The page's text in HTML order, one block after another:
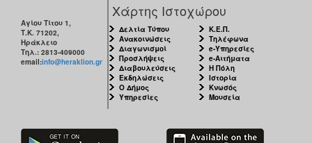
Αγίου Τίτου 1,
Τ.Κ. 71202,
Ηράκλειο
Τηλ.: 2813-409000
email:info@heraklion.gr
Χάρτης Ιστοχώρου
Δελτία Τύπου
Ανακοινώσεις
Διαγωνισμοί
Προσλήψεις
Διαβουλεύσεις
Εκδηλώσεις
Ο Δήμος
Υπηρεσίες
Κ.Ε.Π.
Τηλέφωνα
e-Υπηρεσίες
e-Αιτήματα
Η Πόλη
Ιστορία
Κνωσός
Μουσεία